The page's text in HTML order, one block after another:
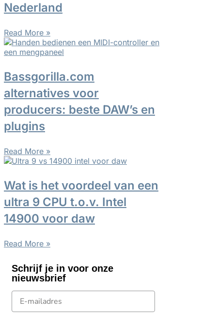
Nederland
Read More »
Bassgorilla.com
alternatives voor
producers: beste DAW’s en
plugins
Read More »
Wat is het voordeel van een
ultra 9 CPU t.o.v. Intel
14900 voor daw
Read More »
Schrijf je in voor onze
nieuwsbrief
E-mailadres